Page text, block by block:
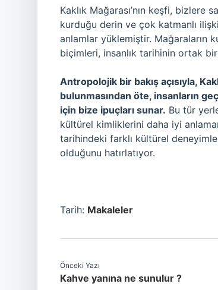
Kaklık Mağarası’nın keşfi, bizlere
kurduğu derin ve çok katmanlı
anlamlar yüklemiştir. Mağaraların
biçimleri, insanlık tarihinin ortak bir
Antropolojik bir bakış açısıyla,
bulunmasından öte, insanların
için bize ipuçları sunar. Bu tür
kültürel kimliklerini daha iyi
tarihindeki farklı kültürel
olduğunu hatırlatıyor.
Tarih: Makaleler
Önceki Yazı
Kahve yanına ne sunulur ?